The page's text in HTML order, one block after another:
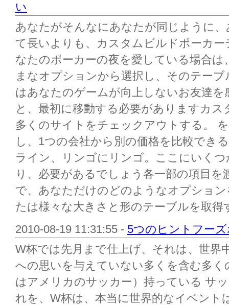
い
あなたがそんなにあなたが同じように
て長いよりも、カスタムビルドポーカ
なたのポーカーの夜を愛している場合
まなオプションから選択し、そのテー
はあなたのゲームが向上しないお友達
と、最初に移動する必要がありますカ
多くのサイトをチェックアウトする。
し、1つの会社から別の価格を比較でき
ライン、リンゴにリンゴ。ここにいく
り、必要があるでしょう各一部の項目
で、あなただけのどのようなオプショ
たは様々な大きさと形のテーブルを取得
2010-08-19 11:31:55 - 5つのヒントフー
W杯では先月まで仕上げ、それは、世界
への思いを与えていない多くを含む多
はアメリカのサッカー）持っている サ
れを、W杯は、本当に世界的なイベント